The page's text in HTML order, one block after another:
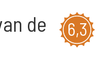
6,3
de